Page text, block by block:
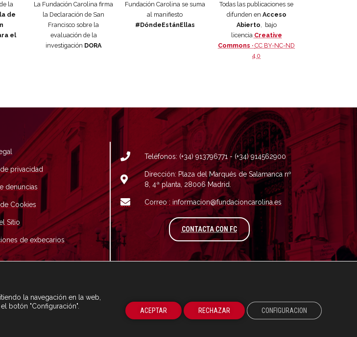
la
de
el
La Fundación Carolina firma
la Declaración de San
Francisco sobre la
evaluación de la
investigación DORA
Fundación Carolina se suma
al manifiesto
#DóndeEstánEllas
Todas las publicaciones se
difunden en Acceso
Abierto, bajo
licencia Creative
Commons ·CC BY-NC-ND
4.0
privacidad
denuncias
Cookies
Sitio
de exbecarios
Teléfonos: (+34) 913796771 - (+34) 914562900
Dirección: Plaza del Marqués de Salamanca nº
8, 4ª planta, 28006 Madrid.
Correo : informacion@fundacioncarolina.es
CONTACTA CON FCA TRAVÉS DEL FORMULARIO DE
la navegación en la web,
botón "Configuración".
ACEPTAR RECHAZAR CONFIGURACION